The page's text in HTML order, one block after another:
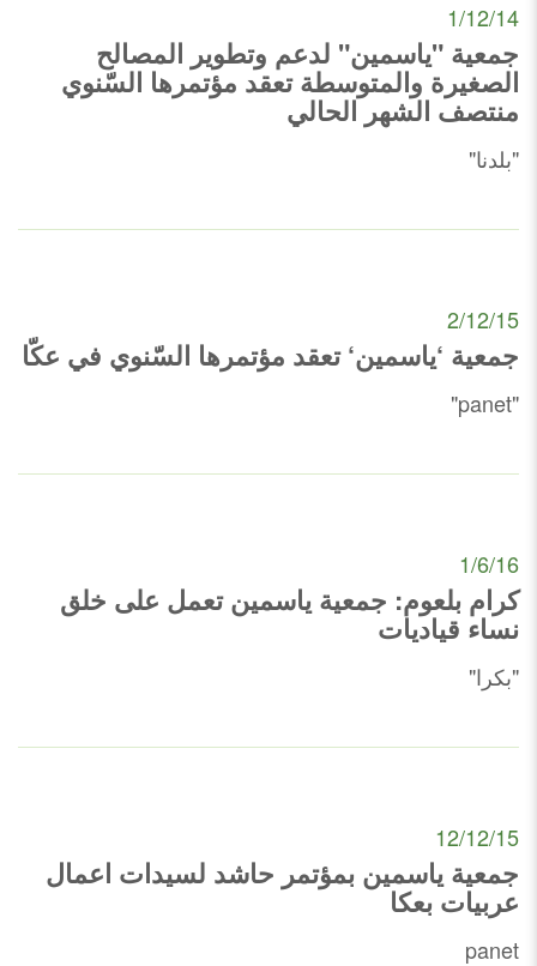
1/12/14
جمعية "ياسمين" لدعم وتطوير المصالح
الصغيرة والمتوسطة تعقد مؤتمرها السّنوي
منتصف الشهر الحالي
"بلدنا"
2/12/15
جمعية ‘ياسمين‘ تعقد مؤتمرها السّنوي في عكّا
"panet"
1/6/16
كرام بلعوم: جمعية ياسمين تعمل على خلق
نساء قياديات
"بكرا"
12/12/15
جمعية ياسمين بمؤتمر حاشد لسيدات اعمال
عربيات بعكا
panet